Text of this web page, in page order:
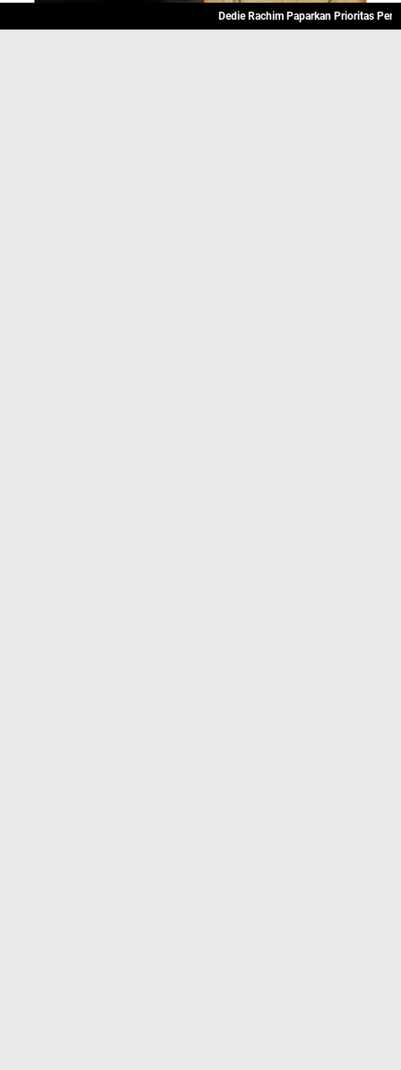
Dedie Rachim Paparkan Prioritas